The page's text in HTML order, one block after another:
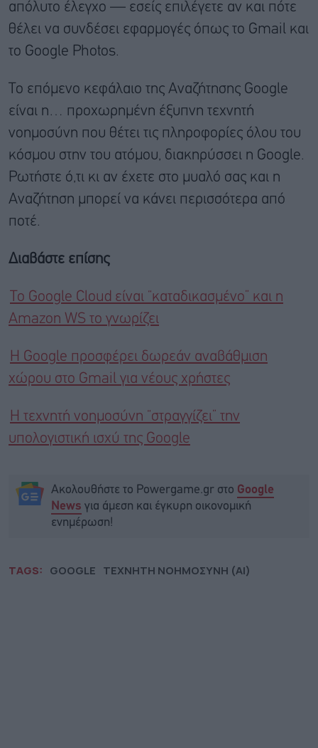
απόλυτο έλεγχο — εσείς επιλέγετε αν και πότε
θέλει να συνδέσει εφαρμογές όπως το Gmail και
το Google Photos.
Το επόμενο κεφάλαιο της Αναζήτησης Google
είναι η… προχωρημένη έξυπνη τεχνητή
νοημοσύνη που θέτει τις πληροφορίες όλου του
κόσμου στην του ατόμου, διακηρύσσει η Google.
Ρωτήστε ό,τι κι αν έχετε στο μυαλό σας και η
Αναζήτηση μπορεί να κάνει περισσότερα από
ποτέ.
Διαβάστε επίσης
Το Google Cloud είναι “καταδικασμένο” και η
Amazon WS το γνωρίζει
Η Google προσφέρει δωρεάν αναβάθμιση
χώρου στο Gmail για νέους χρήστες
Η τεχνητή νοημοσύνη “στραγγίζει” την
υπολογιστική ισχύ της Google
Ακολουθήστε το Powergame.gr στο Google
News για άμεση και έγκυρη οικονομική
ενημέρωση!
TAGS: GOOGLE ΤΕΧΝΗΤΗ ΝΟΗΜΟΣΥΝΗ (AI)